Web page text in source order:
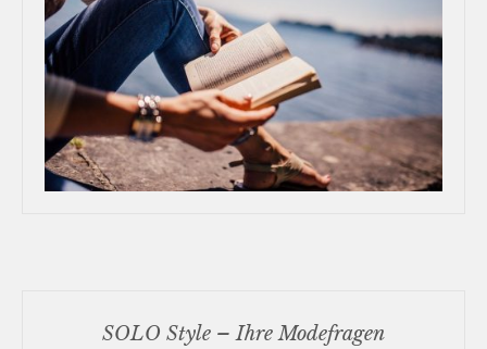
SOLO Style – Ihre Modefragen